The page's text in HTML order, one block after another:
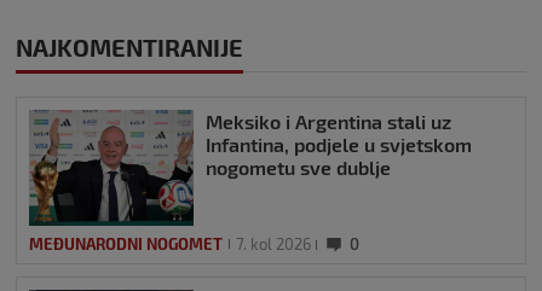
NAJKOMENTIRANIJE
Meksiko i Argentina stali uz
Infantina, podjele u svjetskom
nogometu sve dublje
MEĐUNARODNI NOGOMET 7. kol 2026 0